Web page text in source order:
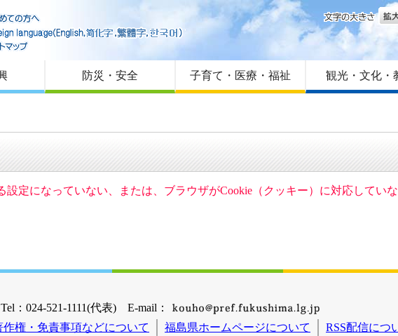
はじめての方へ
Foreign language
サイトマップ
文字
防災・安全 子育て・医療・福祉 観光・文化・
設定になっていない、または、ブラウザがCookie（クッキー）に対応してい
：024-521-1111(代表) E-mail：
作権・免責事項などについて 福島県ホームページについて
RSS配信につ